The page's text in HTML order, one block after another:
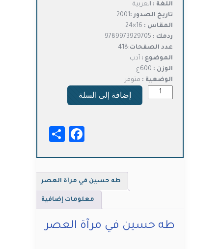
اللغة : العربية
تاريخ الصدور :2001
المقاس :
ردمك :
عدد الصفحات:418
الموضوع : أدب
الوزن :
الوضعية : متوفر
طه
إضافة إلى السلة
Facebook
طه حسين في مرآة العصر
معلومات إضافية
طه حسين في مرآة العصر